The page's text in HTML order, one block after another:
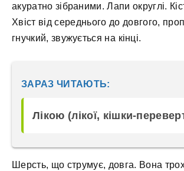
акуратно зібраними. Лапи округлі.
Хвіст від середнього до довгого,
гнучкий, звужується на кінці.
ЗАРАЗ ЧИТАЮТЬ:
Лікою (лікої, кішки-
Шерсть, що струмує, довга. Вона